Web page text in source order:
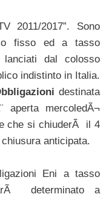
2011/2017”. Sono
fisso ed a tasso
dal colosso
indistinto in Italia.
destinata
mercoledÃ¬
che si chiuderÃ il 4
anticipata.
Eni a tasso
determinato a